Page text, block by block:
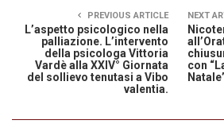
PREVIOUS ARTICLE
L’aspetto psicologico nella
palliazione. L’intervento
della psicologa Vittoria
Vardè alla XXIV° Giornata
del sollievo tenutasi a Vibo
valentia.
NEXT
con